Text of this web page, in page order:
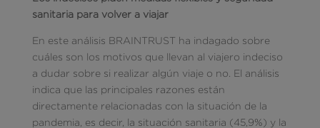
sanitaria para volver a viajar
En este análisis BRAINTRUST ha indagado sobre
cuáles son los motivos que llevan al viajero indeciso
a dudar sobre si realizar algún viaje o no. El análisis
indica que las principales razones están
directamente relacionadas con la situación de la
pandemia, es decir, la situación sanitaria (45,9%) y la